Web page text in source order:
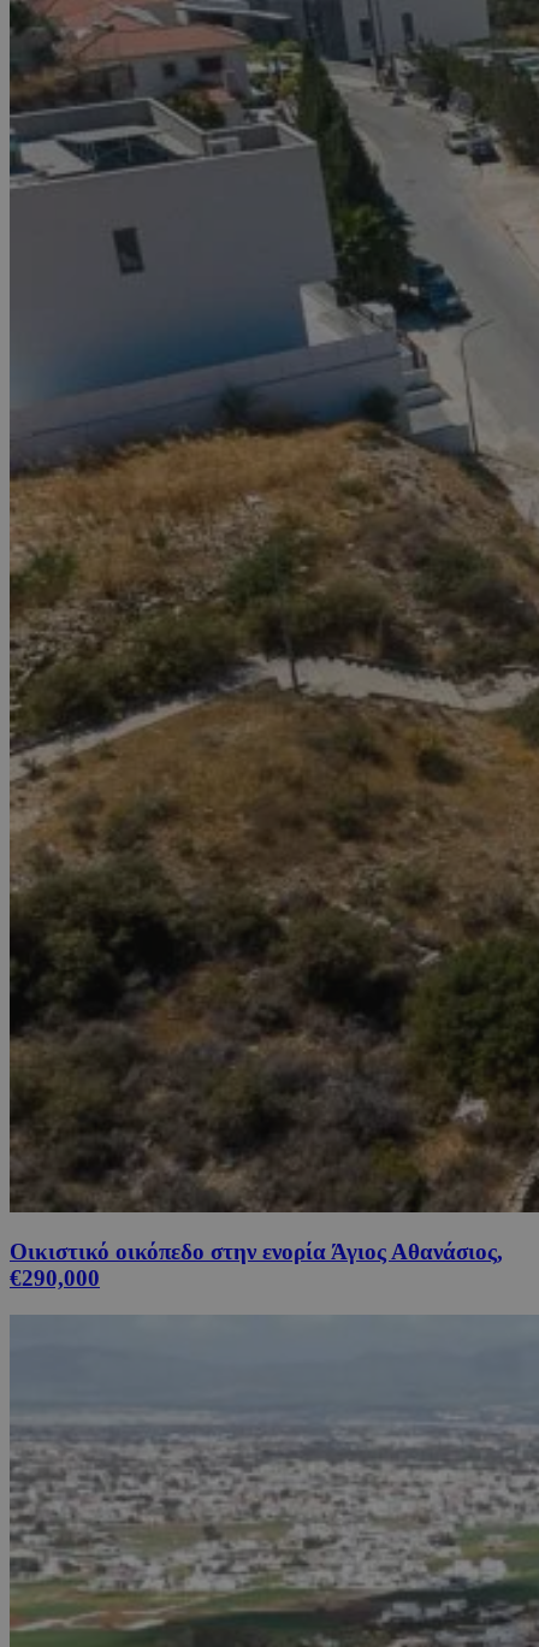
Οικιστικό οικόπεδο στην ενορία Άγιος Αθανάσιος,
€290,000